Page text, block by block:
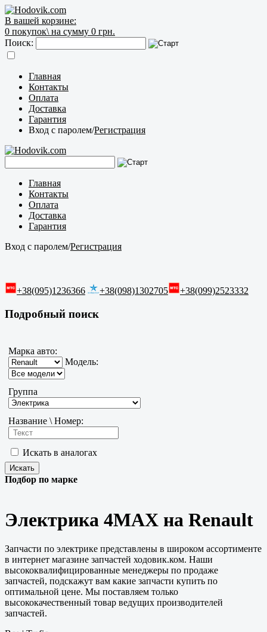
В вашей корзине:
0 покупок\ на сумму 0 грн.
Поиск:
Главная
Контакты
Оплата
Доставка
Гарантия
Вход с паролем/Регистрация
Главная
Контакты
Оплата
Доставка
Гарантия
Вход с паролем/Регистрация
+38(095)1236366 +38(098)1302705 +38(099)2523332
Подробный поиск
Марка авто:
Модель:
Группа
Название \ Номер:
Искать в аналогах
Подбор по марке
Электрика 4MAX на Renault
Запчасти по электрике представлены в широком ассортименте
в интернет магазине запчастей ходовик.ком. Наши
высококвалифицированные менеджеры по продаже
запчастей, подскажут вам какие запчасти купить по
оптимальной цене. Мы поставляем только
высококачественный товар ведущих производителей
запчастей.